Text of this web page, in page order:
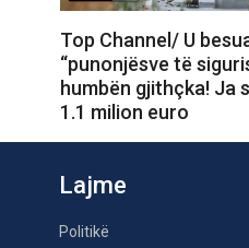
Top Channel/ U
“punonjësve të
humbën gjithçka! Ja
1.1 milion euro
Lajme
Politikë